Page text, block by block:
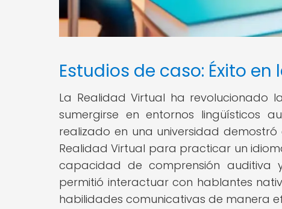
Estudios de caso: Éxito
La Realidad Virtual ha revolucionado
sumergirse en entornos lingüísticos
realizado en una universidad
Realidad Virtual para practicar un
capacidad de comprensión auditiva
permitió interactuar con hablantes
habilidades comunicativas de manera